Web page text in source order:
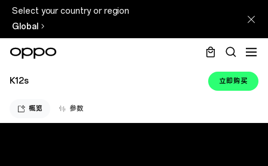
Select your country or region
Global
K12s 立即购买
概览 参数